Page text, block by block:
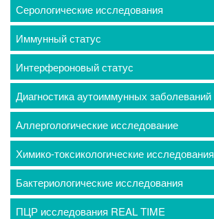
Серологические исследования
Иммунный статус
Интерфероновый статус
Диагностика аутоиммунных заболеваний
Аллергологические исследование
Химико-токсикологические исследования
Бактериологические исследования
ПЦР исследования REAL TIME